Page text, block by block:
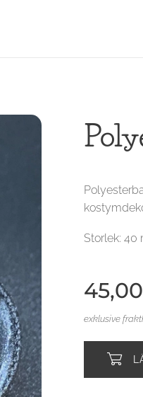
Storlek:
45,00
exklusive